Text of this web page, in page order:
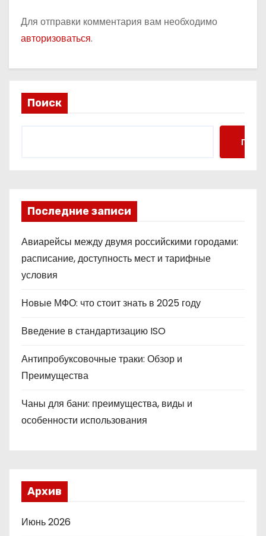
Для отправки комментария вам необходимо
авторизоваться.
Поиск
Поиск
Последние записи
Авиарейсы между двумя российскими городами:
расписание, доступность мест и тарифные
условия
Новые МФО: что стоит знать в 2025 году
Введение в стандартизацию ISO
Антипробуксовочные траки: Обзор и
Преимущества
Чаны для бани: преимущества, виды и
особенности использования
Архив
Июнь 2026